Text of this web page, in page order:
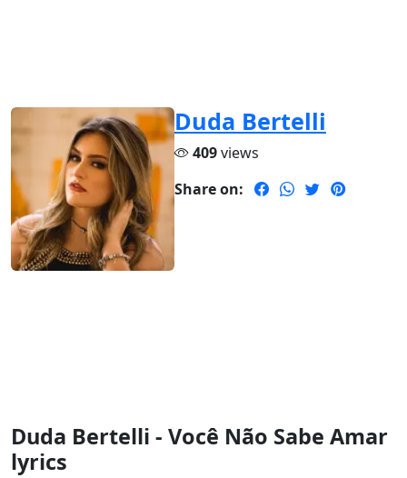
Duda Bertelli
409views
Share on:
Duda Bertelli - Você Não Sabe Amar
lyrics